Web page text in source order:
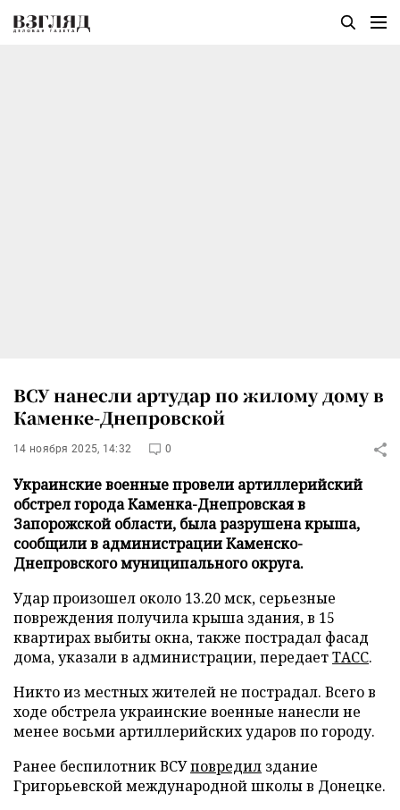
ВСУ нанесли артудар по жилому дому в
Каменке-Днепровской
14 ноября 2025, 14:32 0
Украинские военные провели артиллерийский
обстрел города Каменка-Днепровская в
Запорожской области, была разрушена крыша,
сообщили в администрации Каменско-
Днепровского муниципального округа.
Удар произошел около 13.20 мск, серьезные
повреждения получила крыша здания, в 15
квартирах выбиты окна, также пострадал фасад
дома, указали в администрации, передаетТАСС.
Никто из местных жителей не пострадал. Всего в
ходе обстрела украинские военные нанесли не
менее восьми артиллерийских ударов по городу.
Ранее беспилотник ВСУповредил здание
Григорьевской международной школы в Донецке.